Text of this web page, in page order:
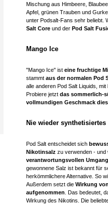
Mischung aus Himbeere,
Apfel, grünen Trauben und
unter Podsalt-Fans sehr beliebt.
Salt Core und der Pod Salt
Mango Ice
"Mango Ice" ist eine fruchtige
stammt aus der normalen Pod
alle anderen Pod Salt Liquids, mit
Probiere jetzt das sommerlich-
vollmundigen Geschmack
Nie wieder
Pod Salt entscheidet sich
Nikotinsalz zu verwenden - und
verantwortungsvollen Umgang
gewonnene Salz ist bekannt für
herkömmlichere Alternative. So
Außerdem setzt die Wirkung
aufgenommen . Das bedeutet,
Wirkung des Nikotins. Die